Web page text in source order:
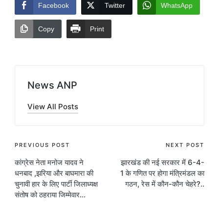
Facebook Twitter WhatsApp
Copy Print
News ANP
View All Posts
Post
navigation
PREVIOUS POST
कांग्रेस नेता मनोज यादव ने
धनबाद ,झरिया और बाघमारा की
चुनावी हार के लिए पार्टी जिलाध्यक्ष
संतोष को ठहराया जिम्मेवार…
NEXT POST
झारखंड की नई सरकार में 6-4-
1 के गणित पर होगा मंत्रिमंडल का
गठन, रेस में कौन-कौन चेहरे?..